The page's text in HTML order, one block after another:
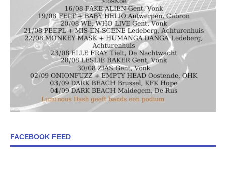
FACEBOOK FEED